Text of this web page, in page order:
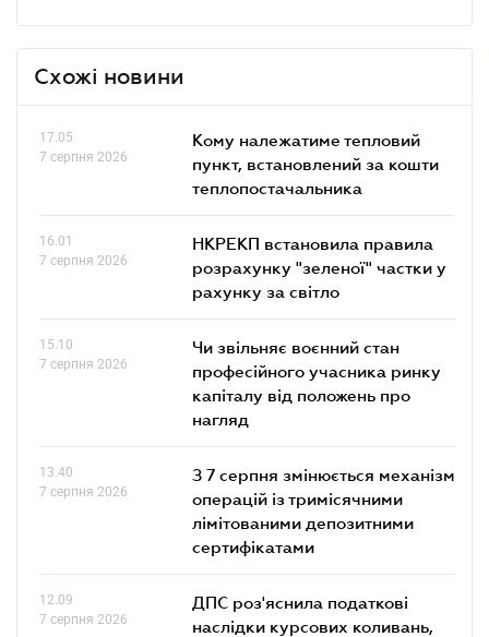
Схожі новини
17.05
7 серпня 2026
Кому належатиме тепловий
пункт, встановлений за кошти
теплопостачальника
16.01
7 серпня 2026
НКРЕКП встановила правила
розрахунку "зеленої" частки у
рахунку за світло
15.10
7 серпня 2026
Чи звільняє воєнний стан
професійного учасника ринку
капіталу від положень про
нагляд
13.40
7 серпня 2026
З 7 серпня змінюється механізм
операцій із тримісячними
лімітованими депозитними
сертифікатами
12.09
7 серпня 2026
ДПС роз'яснила податкові
наслідки курсових коливань,